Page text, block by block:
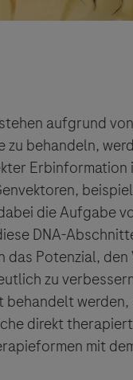
aufgrund
zu behandeln,
die Aufgabe
DNA-
Potenzial,
zu
direkt
mit